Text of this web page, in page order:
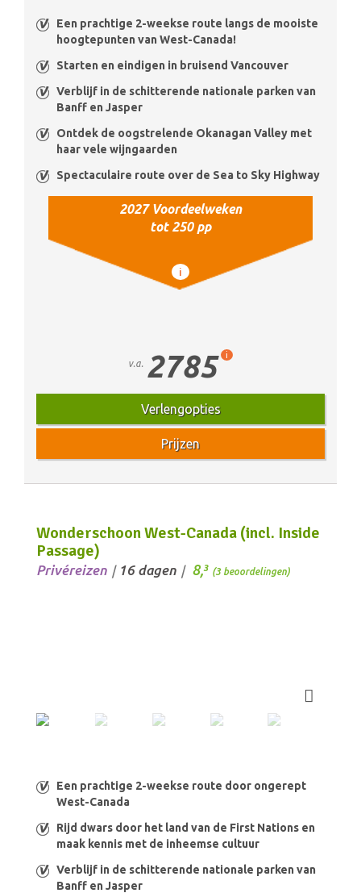
Een prachtige 2-weekse route langs de mooiste
hoogtepunten van West-Canada!
Starten en eindigen in bruisend Vancouver
Verblijf in de schitterende nationale parken van
Banff en Jasper
Ontdek de oogstrelende Okanagan Valley met
haar vele wijngaarden
Spectaculaire route over de Sea to Sky Highway
2027 Voordeelweken
tot 250 pp
i
v.a. 2785 i
Verlengopties
Prijzen
Wonderschoon West-Canada (incl. Inside
Passage)
Privéreizen / 16 dagen / 8,3 (3 beoordelingen)
Een prachtige 2-weekse route door ongerept
West-Canada
Rijd dwars door het land van de First Nations en
maak kennis met de inheemse cultuur
Verblijf in de schitterende nationale parken van
Banff en Jasper